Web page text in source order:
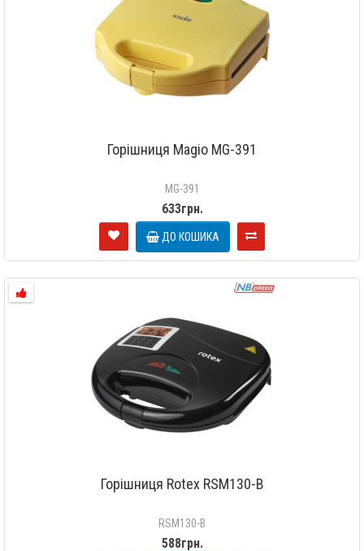
Горішниця Magio MG-391
MG-391
633грн.
ДО КОШИКА
Горішниця Rotex RSM130-B
RSM130-B
588грн.